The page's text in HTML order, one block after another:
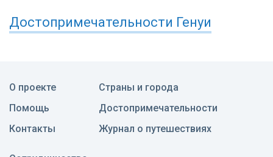
Достопримечательности Генуи
О проекте
Помощь
Контакты
Страны и города
Достопримечательности
Журнал о путешествиях